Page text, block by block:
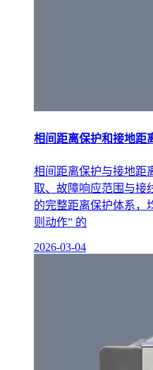
相间距离保护和接地距
相间距离保护与接地距
取、故障响应范围与接
的完整距离保护体系，
则动作” 的
2026-03-04